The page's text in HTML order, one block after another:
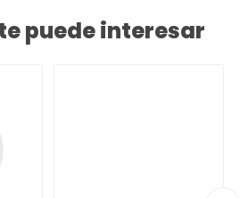
puede interesar